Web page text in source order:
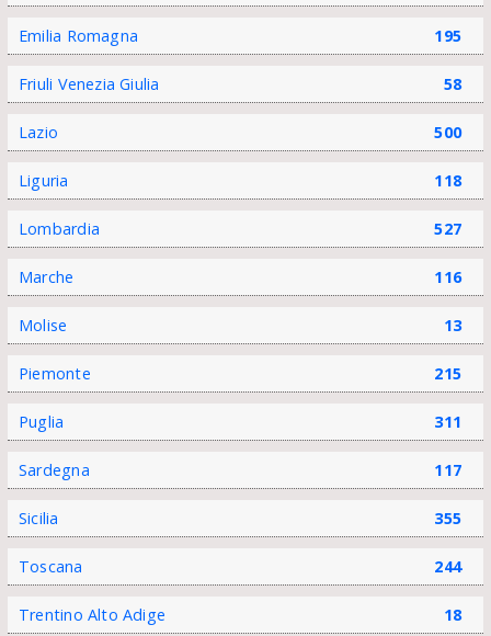
Emilia Romagna 195
Friuli Venezia Giulia 58
Lazio 500
Liguria 118
Lombardia 527
Marche 116
Molise 13
Piemonte 215
Puglia 311
Sardegna 117
Sicilia 355
Toscana 244
Trentino Alto Adige 18